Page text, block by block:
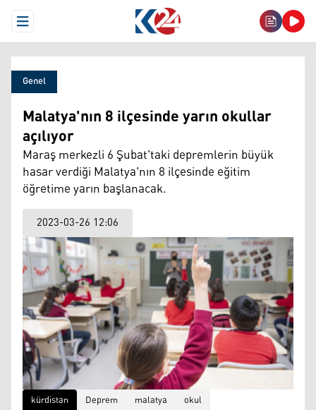
Open Menu
Genel
Malatya'nın 8 ilçesinde yarın okullar
açılıyor
Maraş merkezli 6 Şubat'taki depremlerin büyük
hasar verdiği Malatya'nın 8 ilçesinde eğitim
öğretime yarın başlanacak.
2023-03-26 12:06
kürdistan Deprem malatya okul